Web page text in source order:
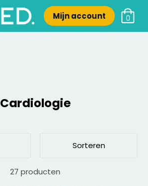
Mijn account 0
Cardiologie
Sorteren
27 producten